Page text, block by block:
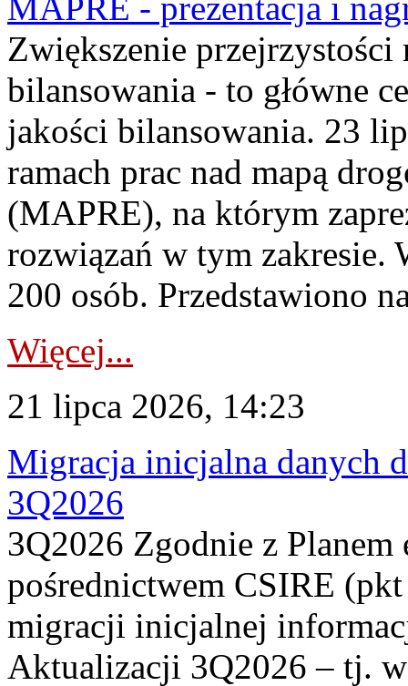
Zwiększenie
bilansowania - to główne
jakości bilansowania. 23
ramach prac nad mapą
(MAPRE), na którym
rozwiązań w tym zakresie.
200 osób. Przedstawiono
Więcej...
21 lipca 2026, 14:23
Migracja inicjalna danych
3Q2026
3Q2026 Zgodnie z
pośrednictwem CSIRE
migracji inicjalnej
Aktualizacji 3Q2026 – tj.